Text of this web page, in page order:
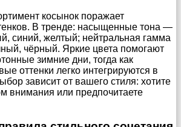
косынок поражает
В тренде: насыщенные тона —
синий, желтый; нейтральная гамма
чёрный. Яркие цвета помогают
зимние дни, тогда как
оттенки легко интегрируются в
зависит от вашего стиля: хотите
внимания или предпочитаете